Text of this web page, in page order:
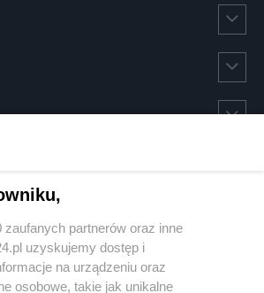
zaufanych partnerów oraz inne
uzyskujemy dostęp i
na urządzeniu oraz
osobowe, takie jak unikalne